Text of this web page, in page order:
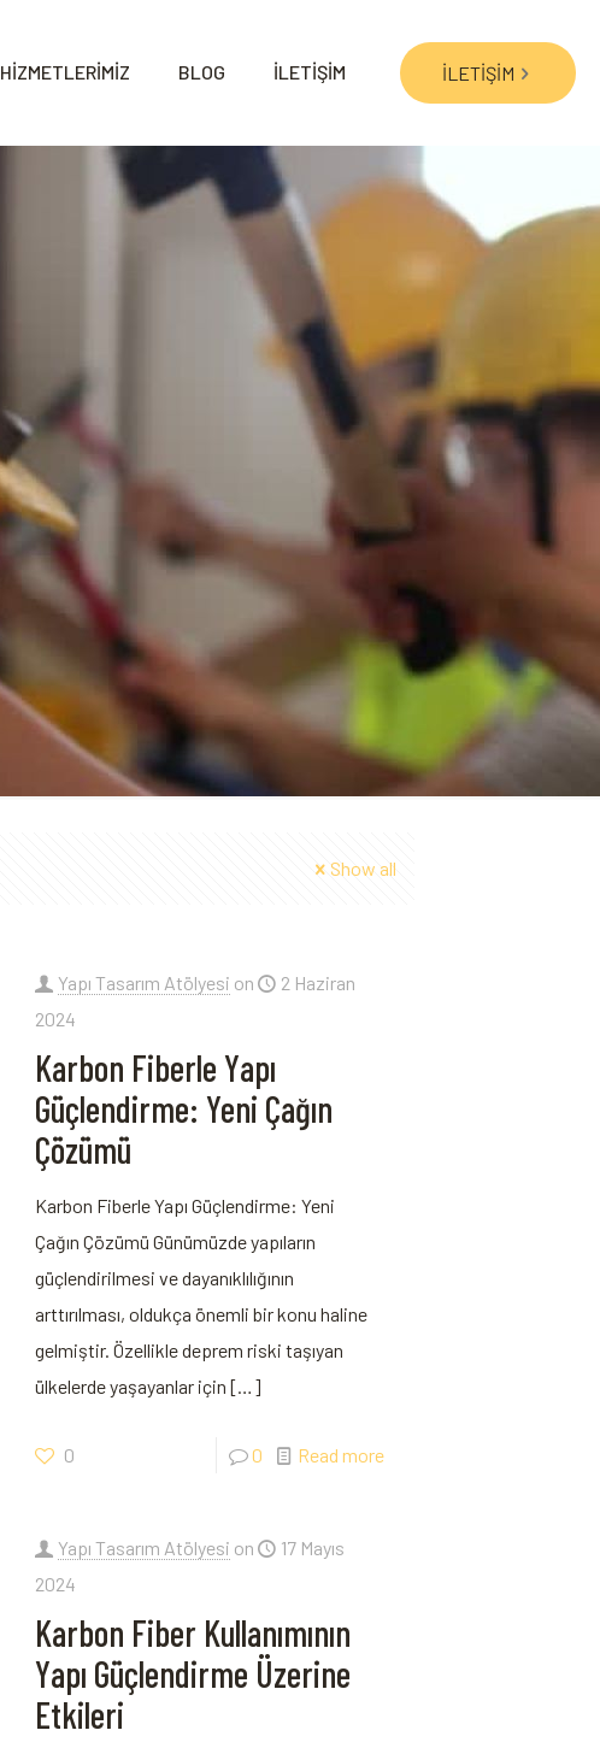
HİZMETLERİMİZ BLOG İLETİŞİM İLETİŞİM
Show all
Yapı Tasarım Atölyesi on
2 Haziran
2024
Karbon Fiberle Yapı
Güçlendirme: Yeni Çağın
Çözümü
Karbon Fiberle Yapı Güçlendirme: Yeni
Çağın ​Çözümü Günümüzde⁤ yapıların
güçlendirilmesi ve ‌dayanıklılığının
arttırılması, oldukça önemli bir konu haline
gelmiştir. Özellikle ⁤deprem riski taşıyan
ülkelerde yaşayanlar ⁢için […]
0 0 Read more
Yapı Tasarım Atölyesi on
17 Mayıs
2024
Karbon Fiber Kullanımının
Yapı Güçlendirme Üzerine
Etkileri